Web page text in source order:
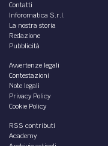
Contatti
Inforomatica S.r.l.
La nostra storia
Redazione
Pubblicità
Avvertenze legali
Contestazioni
Note legali
Privacy Policy
Cookie Policy
RSS contributi
Academy